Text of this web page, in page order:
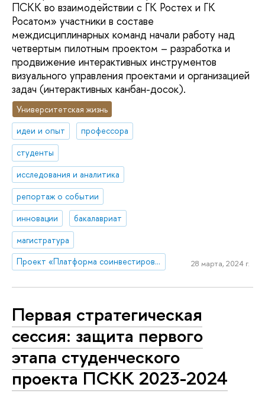
ПСКК во взаимодействии с ГК Ростех и ГК
Росатом» участники в составе
междисциплинарных команд начали работу над
четвертым пилотным проектом – разработка и
продвижение интерактивных инструментов
визуального управления проектами и организацией
задач (интерактивных канбан-досок).
Университетская жизнь
идеи и опыт
профессора
студенты
исследования и аналитика
репортаж о событии
инновации
бакалавриат
магистратура
Проект «Платформа соинвестирования ключевых компетенций»
28 марта, 2024 г.
Первая стратегическая
сессия: защита первого
этапа студенческого
проекта ПСКК 2023-2024